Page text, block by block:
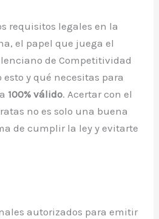
requisitos legales en la
el papel que juega el
de Competitividad
y qué necesitas para
100% válido. Acertar con el
no es solo una buena
de cumplir la ley y evitarte
autorizados para emitir